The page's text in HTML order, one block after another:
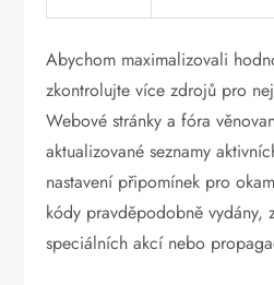
Abychom maximalizovali
zkontrolujte více zdrojů pro
Webové stránky a fóra
aktualizované seznamy
nastavení připomínek pro
kódy pravděpodobně vydány,
speciálních akcí nebo